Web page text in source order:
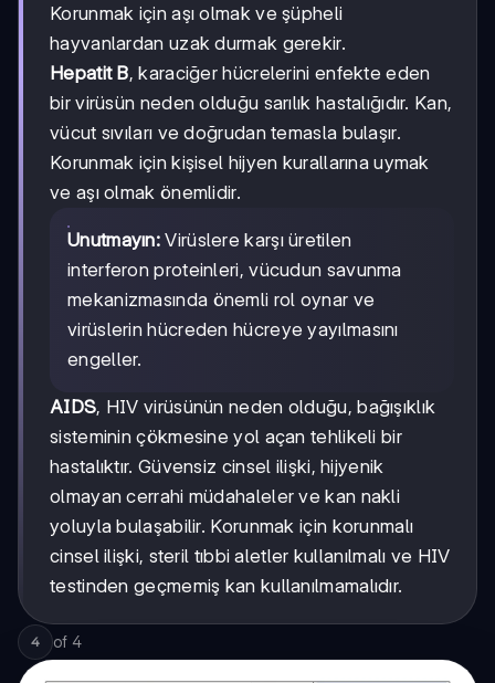
Korunmak için aşı olmak ve şüpheli
hayvanlardan uzak durmak gerekir.
Hepatit B, karaciğer hücrelerini enfekte eden
bir virüsün neden olduğu sarılık hastalığıdır. Kan,
vücut sıvıları ve doğrudan temasla bulaşır.
Korunmak için kişisel hijyen kurallarına uymak
ve aşı olmak önemlidir.
Unutmayın: Virüslere karşı üretilen
interferon proteinleri, vücudun savunma
mekanizmasında önemli rol oynar ve
virüslerin hücreden hücreye yayılmasını
engeller.
AIDS, HIV virüsünün neden olduğu, bağışıklık
sisteminin çökmesine yol açan tehlikeli bir
hastalıktır. Güvensiz cinsel ilişki, hijyenik
olmayan cerrahi müdahaleler ve kan nakli
yoluyla bulaşabilir. Korunmak için korunmalı
cinsel ilişki, steril tıbbi aletler kullanılmalı ve HIV
testinden geçmemiş kan kullanılmamalıdır.
4 of 4